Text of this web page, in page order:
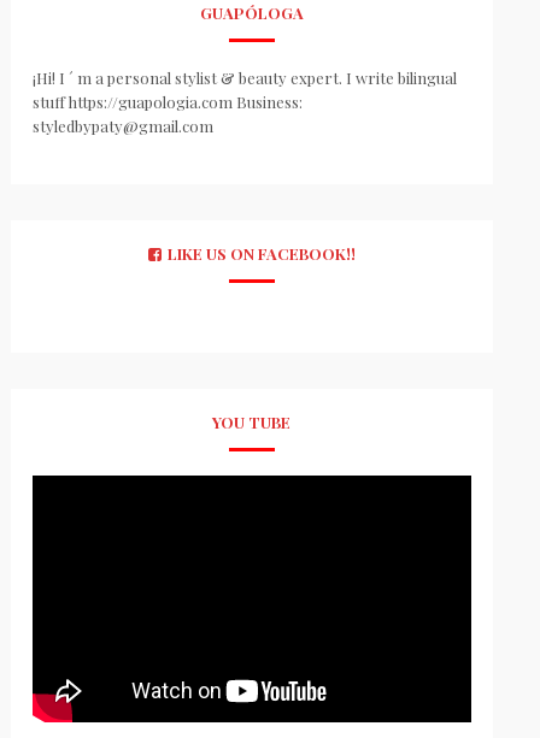
GUAPÓLOGA
¡Hi! I ´ m a personal stylist & beauty expert. I write bilingual
stuff https://guapologia.com Business:
styledbypaty@gmail.com
LIKE US ON FACEBOOK!!
YOU TUBE